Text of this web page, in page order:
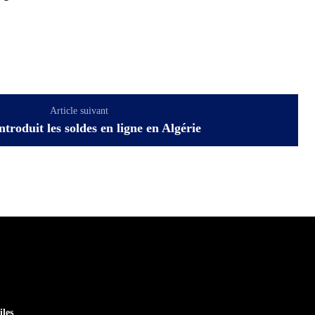
Article suivant
les soldes en ligne en Algérie